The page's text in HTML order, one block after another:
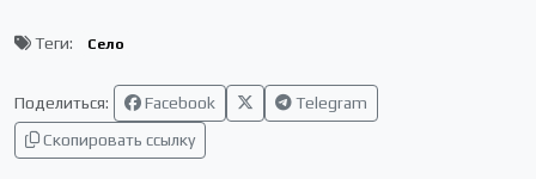
Теги: Село
Поделиться: Facebook
Telegram
Скопировать ссылку